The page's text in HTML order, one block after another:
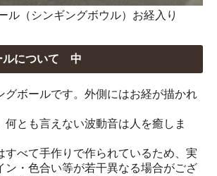
ル（シンギングボウル）お経入り
ルについて 中
グボールです。外側にはお経が描かれ
何とも言えない波動音は人を癒しま
べて手作りで作られているため、実
ン・色合い等が若干異なる場合がござ